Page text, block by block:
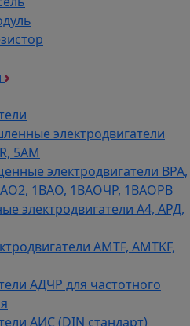
электродвигатели
5AM
электродвигатели ВРА,
1ВАО, 1ВАОЧР, 1ВАОРВ
электродвигатели A4, АРД,
AMTF, AMTKF,
АДЧР для частотного
АИС (DIN стандарт)